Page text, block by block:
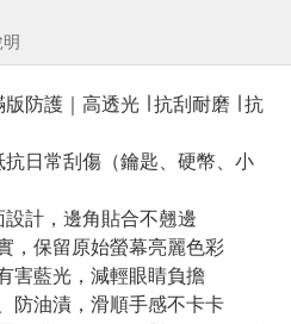
防護｜高透光 ∣ 抗刮耐磨 ∣ 抗
日常刮傷（鑰匙、硬幣、小
計，邊角貼合不翹邊
，保留原始螢幕亮麗色彩
害藍光，減輕眼睛負擔
防油漬，滑順手感不卡卡